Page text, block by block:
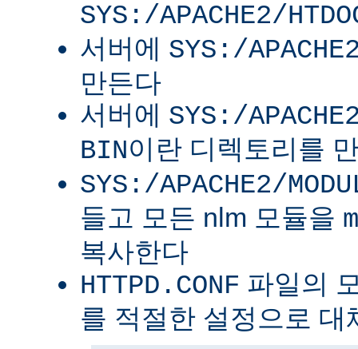
SYS:/APACHE2/
서버에 SYS:/
만든다
서버에 SYS:/
BIN이란 디렉토리를
SYS:/APACHE2/
들고 모든 nlm 모듈을
복사한다
HTTPD.CONF 파일의
를 적절한 설정으로 대